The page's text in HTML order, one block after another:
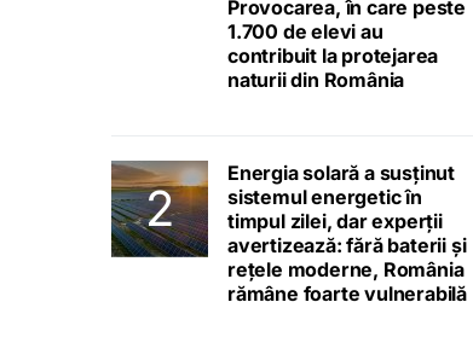
Provocarea, în care peste
1.700 de elevi au
contribuit la protejarea
naturii din România
Energia solară a susținut
sistemul energetic în
timpul zilei, dar experții
avertizează: fără baterii și
rețele moderne, România
rămâne foarte vulnerabilă